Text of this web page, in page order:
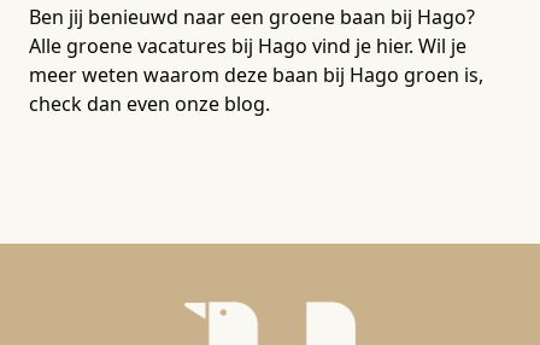
Ben jij benieuwd naar een groene baan bij Hago?
Alle groene vacatures bij Hago vind je hier. Wil je
meer weten waarom deze baan bij Hago groen is,
check dan even onze blog.